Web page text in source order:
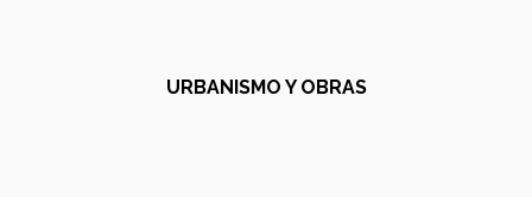
URBANISMO Y OBRAS